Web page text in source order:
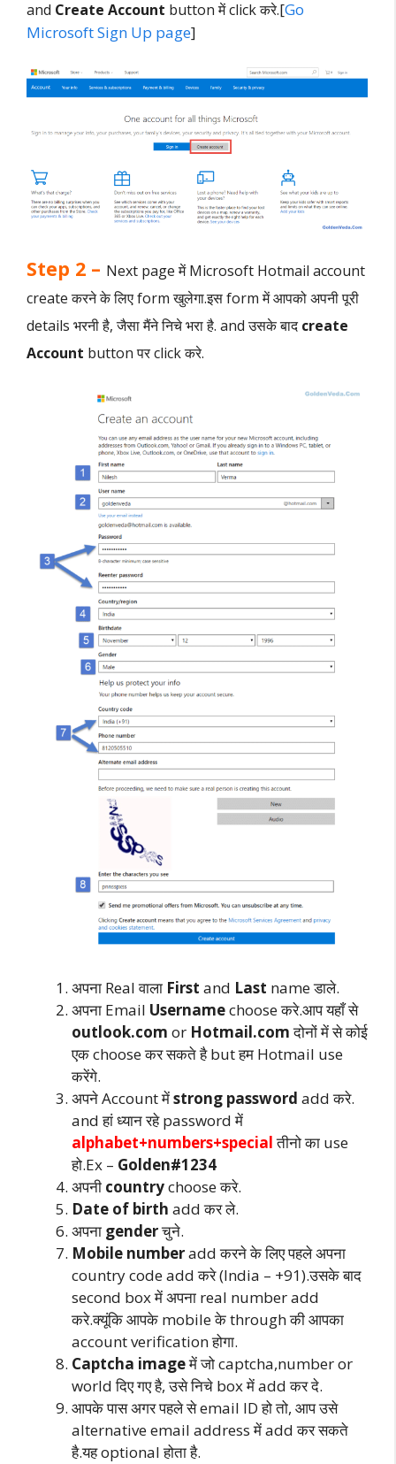
and Create Account button में click करे.[Go
Microsoft Sign Up page]
Step 2 – Next page में Microsoft Hotmail account
create करने के लिए form खुलेगा.इस form में आपको अपनी पूरी
details भरनी है, जैसा मैंने निचे भरा है. and उसके बादcreate
Account button पर click करे.
अपना Real वाला First and Last name डाले.
अपना Email Usernamechoose करे.आप यहाँ से
outlook.com or Hotmail.comदोनों में से कोई
एक choose कर सकते है but हम Hotmail use
करेंगे.
अपने Account मेंstrong password add करे.
and हां ध्यान रहे password में
alphabet+numbers+specialतीनो का use
हो.Ex – Golden#1234
अपनी countrychoose करे.
Date of birth add कर ले.
अपना genderचुने.
Mobile numberadd करने के लिए पहले अपना
country code add करे (India – +91).उसके बाद
second box में अपना real number add
करे.क्यूंकि आपके mobile के through की आपका
account verification होगा.
Captcha imageमें जो captcha,number or
world दिए गए है, उसे निचे box में add कर दे.
आपके पास अगर पहले से email ID हो तो, आप उसे
alternative email address में add कर सकते
है.यह optional होता है.